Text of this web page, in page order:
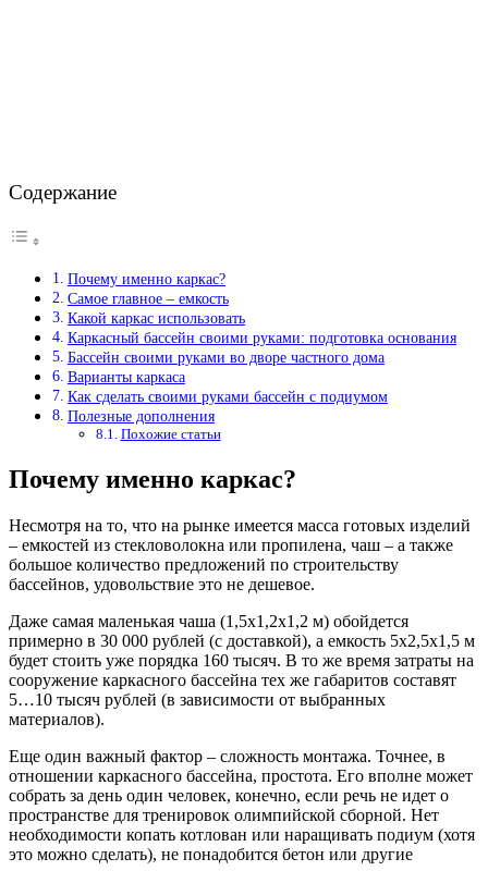
Содержание
Почему именно каркас?
Самое главное – емкость
Какой каркас использовать
Каркасный бассейн своими руками: подготовка основания
Бассейн своими руками во дворе частного дома
Варианты каркаса
Как сделать своими руками бассейн с подиумом
Полезные дополнения
Похожие статьи
Почему именно каркас?
Несмотря на то, что на рынке имеется масса готовых изделий
– емкостей из стекловолокна или пропилена, чаш – а также
большое количество предложений по строительству
бассейнов, удовольствие это не дешевое.
Даже самая маленькая чаша (1,5х1,2х1,2 м) обойдется
примерно в 30 000 рублей (с доставкой), а емкость 5х2,5х1,5 м
будет стоить уже порядка 160 тысяч. В то же время затраты на
сооружение каркасного бассейна тех же габаритов составят
5…10 тысяч рублей (в зависимости от выбранных
материалов).
Еще один важный фактор – сложность монтажа. Точнее, в
отношении каркасного бассейна, простота. Его вполне может
собрать за день один человек, конечно, если речь не идет о
пространстве для тренировок олимпийской сборной. Нет
необходимости копать котлован или наращивать подиум (хотя
это можно сделать), не понадобится бетон или другие